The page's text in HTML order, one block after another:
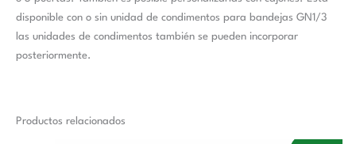
disponible con o sin unidad de condimentos para bandejas GN1/3
las unidades de condimentos también se pueden incorporar
posteriormente.
Productos relacionados